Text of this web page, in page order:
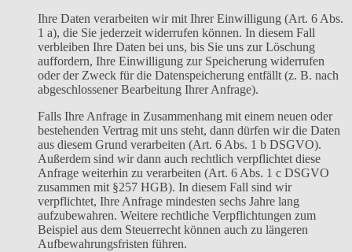
Ihre Daten verarbeiten wir mit Ihrer Einwilligung (Art. 6 Abs.
1 a), die Sie jederzeit widerrufen können. In diesem Fall
verbleiben Ihre Daten bei uns, bis Sie uns zur Löschung
auffordern, Ihre Einwilligung zur Speicherung widerrufen
oder der Zweck für die Datenspeicherung entfällt (z. B. nach
abgeschlossener Bearbeitung Ihrer Anfrage).
Falls Ihre Anfrage in Zusammenhang mit einem neuen oder
bestehenden Vertrag mit uns steht, dann dürfen wir die Daten
aus diesem Grund verarbeiten (Art. 6 Abs. 1 b DSGVO).
Außerdem sind wir dann auch rechtlich verpflichtet diese
Anfrage weiterhin zu verarbeiten (Art. 6 Abs. 1 c DSGVO
zusammen mit §257 HGB). In diesem Fall sind wir
verpflichtet, Ihre Anfrage mindesten sechs Jahre lang
aufzubewahren. Weitere rechtliche Verpflichtungen zum
Beispiel aus dem Steuerrecht können auch zu längeren
Aufbewahrungsfristen führen.